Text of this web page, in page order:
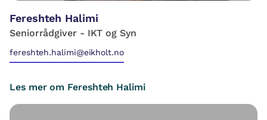
Fereshteh Halimi
Seniorrådgiver - IKT og Syn
fereshteh.halimi@eikholt.no
Les mer om Fereshteh Halimi